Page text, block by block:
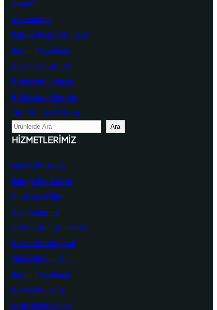
Amatör
Aksesuarlar
Detaylı Bakım Ürünleri
Seramik Kaplama
Boya Koruma Cila
İç Temizlik Ürünleri
İç Bakım ve Koruma
Tüm Ürünleri Göster
A
r
Ara
HIZMETLERIMIZ
Detaylı İç Bakım
Detaylı Dış Bakım
Kaplama & Film
Çizik Giderme
Pasta Cila Uygulaması
Boya Koruma Filmi
Güvenlik Cam Filmi
Seramik Kaplama
Kristal Kaplama
Motosiklet Bakımı